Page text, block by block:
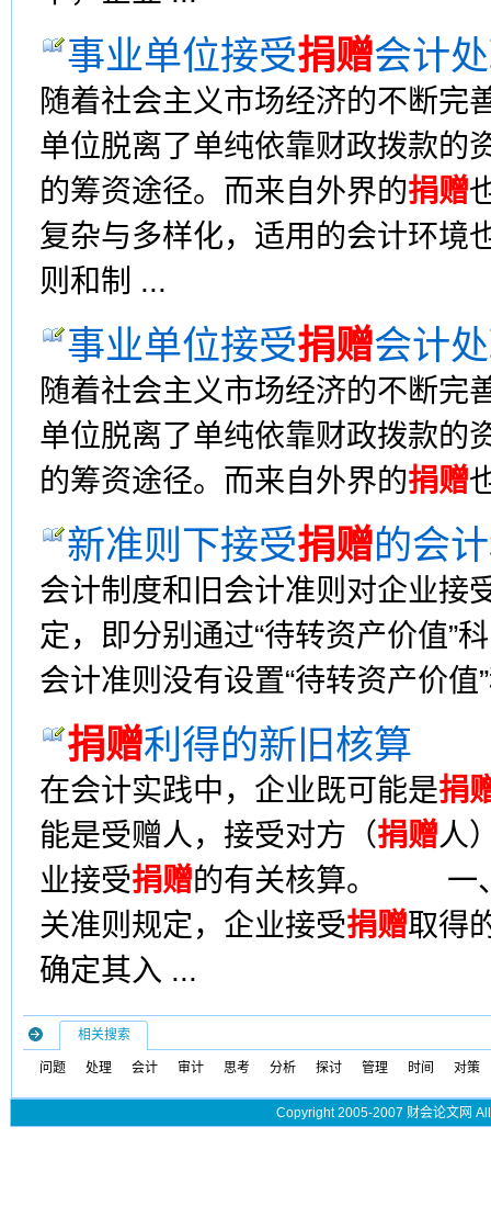
事业单位接受捐赠会计
随着社会主义市场经济的不断完
单位脱离了单纯依靠财政拨款的
的筹资途径。而来自外界的捐赠
复杂与多样化，适用的会计环境
则和制 ...
事业单位接受捐赠会计
随着社会主义市场经济的不断完
单位脱离了单纯依靠财政拨款的
的筹资途径。而来自外界的捐赠
新准则下接受捐赠的会
会计制度和旧会计准则对企业接
定，即分别通过“待转资产价值”
会计准则没有设置“待转资产价
捐赠利得的新旧核算
在会计实践中，企业既可能是捐
能是受赠人，接受对方（捐赠人
业接受捐赠的有关核算。 一
关准则规定，企业接受捐赠取得
确定其入 ...
相关搜索
问题 处理 会计 审计 思考 分析 探讨 管理 时间 对策
Copyright 2005-2007 财会论文网